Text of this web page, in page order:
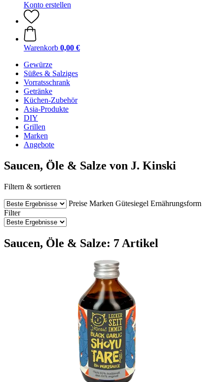
Konto erstellen
Warenkorb 0,00 €
Gewürze
Süßes & Salziges
Vorratsschrank
Getränke
Küchen-Zubehör
Asia-Produkte
DIY
Grillen
Marken
Angebote
Saucen, Öle & Salze von J. Kinski
Filtern & sortieren
Preise Marken Gütesiegel Ernährungsform
Filter
Saucen, Öle & Salze: 7 Artikel